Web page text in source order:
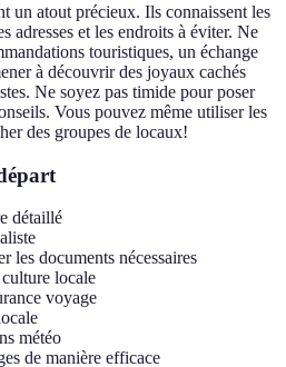
un atout précieux. Ils connaissent les
adresses et les endroits à éviter. Ne
touristiques, un échange
à découvrir des joyaux cachés
Ne soyez pas timide pour poser
Vous pouvez même utiliser les
des groupes de locaux!
détaillé
les documents nécessaires
locale
voyage
météo
de manière efficace